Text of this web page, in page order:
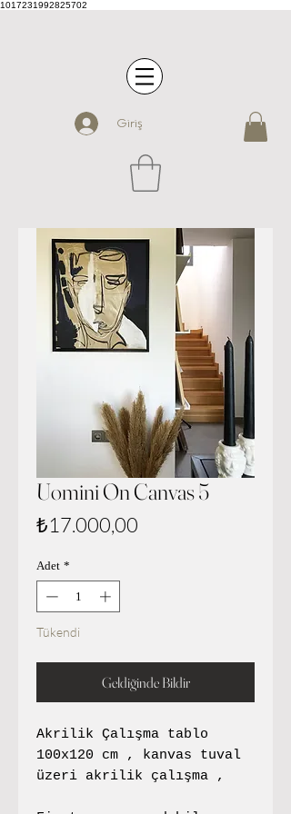
1017231992825702
Giriş
Uomini On Canvas 5
₺17.000,00
Adet *
Tükendi
Geldiğinde Bildir
Akrilik Çalışma tablo
100x120 cm , kanvas tuval
üzeri akrilik çalışma ,